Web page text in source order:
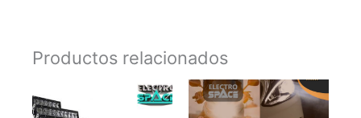
Productos relacionados